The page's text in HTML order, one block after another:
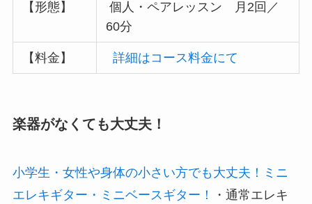
【形態】
個人・ペアレッスン 月2回／
60分
【料金】 詳細はコース料金にて
楽器がなくても大丈夫！
小学生・女性や身体の小さい方でも大丈夫！ミニ
エレキギター・ミニベースギター！
・通常エレキ